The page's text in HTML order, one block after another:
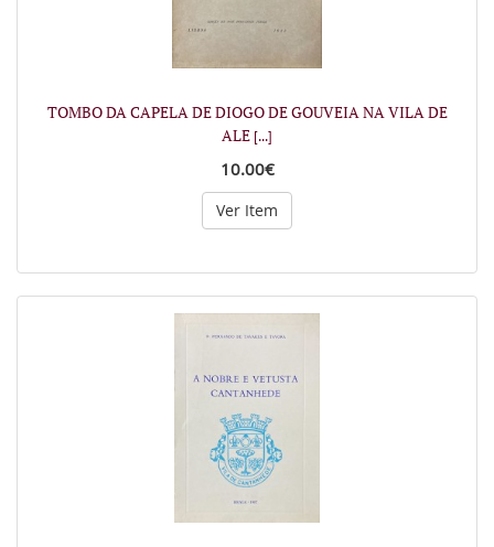
TOMBO DA CAPELA DE DIOGO DE GOUVEIA NA VILA DE
ALE [...]
10.00€
Ver Item